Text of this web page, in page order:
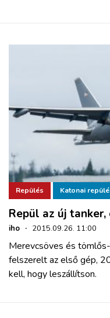
Repülés Katonai
Repül az új
iho · 2015.09.26. 11:00
Merevcsöves és
felszerelt az első gép,
kell, hogy leszállítson.